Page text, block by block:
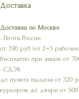
Доставка
Доставка по Москве
• Почта России
от 390 руб (от 2−3
бесплатно при заказе от
• СДЭК
до пункта выдачи от 320
курьером до двери от